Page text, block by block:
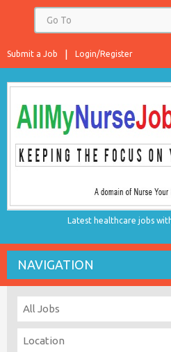
Login/Register
Submit a Job
Latest healthcare jobs
NAVIGATION